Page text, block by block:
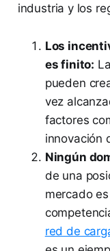
industria y los
Los
es finito:
pueden
vez
factores
innovación
Ningún
de una
mercado
red de